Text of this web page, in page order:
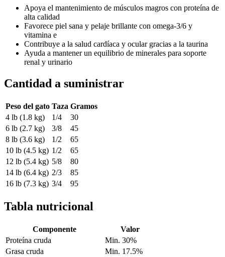
Apoya el mantenimiento de músculos magros con proteína de
alta calidad
Favorece piel sana y pelaje brillante con omega-3/6 y
vitamina e
Contribuye a la salud cardíaca y ocular gracias a la taurina
Ayuda a mantener un equilibrio de minerales para soporte
renal y urinario
Cantidad a suministrar
Peso del gato Taza Gramos
4 lb (1.8 kg)
1/4
30
6 lb (2.7 kg)
3/8
45
8 lb (3.6 kg)
1/2
65
10 lb (4.5 kg) 1/2
65
12 lb (5.4 kg) 5/8
80
14 lb (6.4 kg) 2/3
85
16 lb (7.3 kg) 3/4 95
Tabla nutricional
Componente
Valor
Proteína cruda
Min. 30%
Grasa cruda
Min. 17.5%